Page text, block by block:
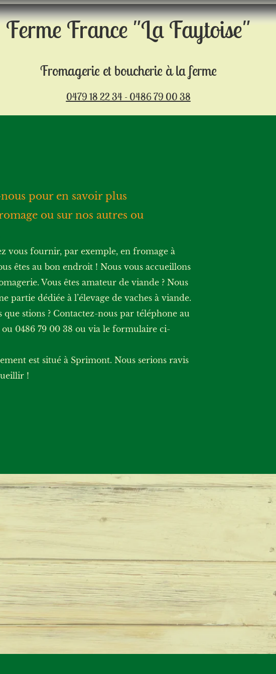
Ferme France "La Faytoise"
Fromagerie et boucherie à la ferme
0479 18 22 34 - 0486 79 00 38​
pour en savoir plus
ou sur nos autres ou
vous fournir, par exemple, en fromage à
êtes au bon endroit ! Nous vous accueillons
Vous êtes amateur de viande ? Nous
partie dédiée à l’élevage de vaches à viande.
que stions ? Contactez-nous par téléphone au
ou 0486 79 00 38 ou via le formulaire ci-
est situé à Sprimont. Nous serions ravis
!